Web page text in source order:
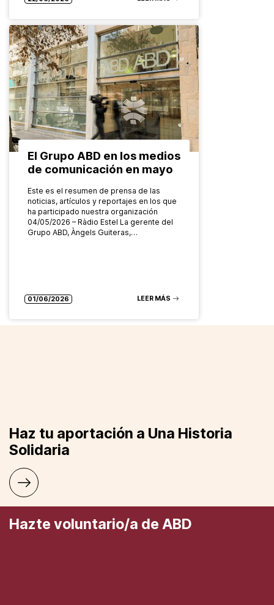
El Grupo ABD en los medios
de comunicación en mayo
Este es el resumen de prensa de las
noticias, artículos y reportajes en los que
ha participado nuestra organización
04/05/2026 – Ràdio Estel La gerente del
Grupo ABD, Àngels Guiteras,…
01/06/2026 LEER MÁS
Haz tu aportación a Una Historia
Solidaria
Hazte voluntario/a de ABD